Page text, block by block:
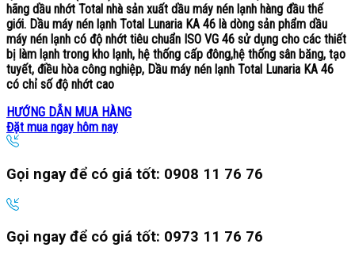
hãng dầu nhớt Total nhà sản xuất dầu máy nén lạnh hàng đầu thế
giới. Dầu máy nén lạnh Total Lunaria KA 46 là dòng sản phẩm dầu
máy nén lạnh có độ nhớt tiêu chuẩn ISO VG 46 sử dụng cho các thiết
bị làm lạnh trong kho lạnh, hệ thống cấp đông,hệ thống sân băng, tạo
tuyết, điều hòa công nghiệp, Dầu máy nén lạnh Total Lunaria KA 46
có chỉ số độ nhớt cao
HƯỚNG DẪN MUA HÀNG
Đặt mua ngay hôm nay
Gọi ngay để có giá tốt: 0908 11 76 76
Gọi ngay để có giá tốt: 0973 11 76 76